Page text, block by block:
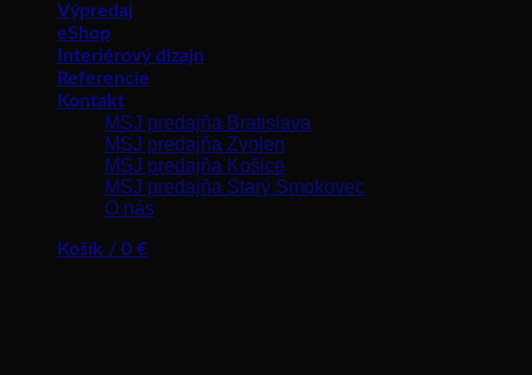
Výpredaj
eShop
Interiérový dizajn
Referencie
Kontakt
MSJ predajňa Bratislava
MSJ predajňa Zvolen
MSJ predajňa Košice
MSJ predajňa Starý Smokovec
O nás
Košík / 0 €